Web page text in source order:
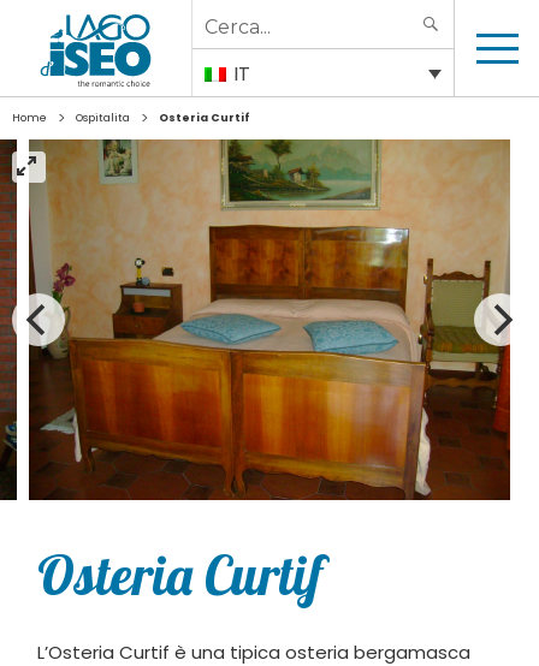
Search
for:
IT
Home > Ospitalita > Osteria Curtif
Osteria Curtif
L’Osteria Curtif è una tipica osteria bergamasca